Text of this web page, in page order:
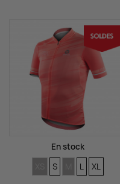
En stock
TAILLES
TAILLES
S TAILLES
TAILLES
L TAILLES
XL